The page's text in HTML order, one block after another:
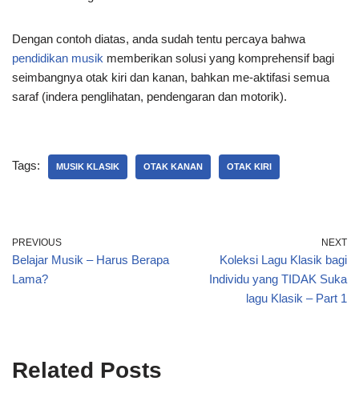
Dengan contoh diatas, anda sudah tentu percaya bahwa
pendidikan musik memberikan solusi yang komprehensif bagi
seimbangnya otak kiri dan kanan, bahkan me-aktifasi semua
saraf (indera penglihatan, pendengaran dan motorik).
Tags: MUSIK KLASIK OTAK KANAN OTAK KIRI
PREVIOUS
Belajar Musik – Harus Berapa
Lama?
NEXT
Koleksi Lagu Klasik bagi
Individu yang TIDAK Suka
lagu Klasik – Part 1
Related Posts